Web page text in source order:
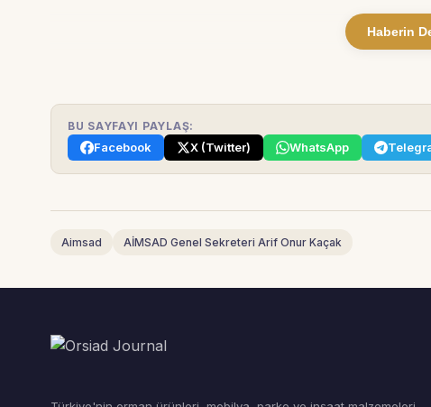
Haberin
BU SAYFAYI PAYLAŞ:
Facebook X (Twitter) WhatsApp
Aimsad AİMSAD Genel Sekreteri Arif Onur Kaçak